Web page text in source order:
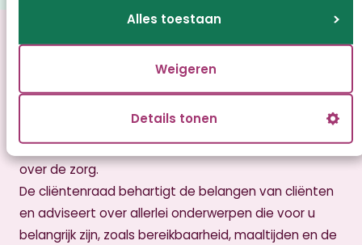
Alles toestaan
Weigeren
Details tonen
Cliëntenraad Talma
Hoeve
Elk woonzorgcentrum van Kwadrant heeft in principe
een eigen cliëntenraad die meepraat en meedenkt
over de zorg.
De cliëntenraad behartigt de belangen van cliënten
en adviseert over allerlei onderwerpen die voor u
belangrijk zijn, zoals bereikbaarheid, maaltijden en de